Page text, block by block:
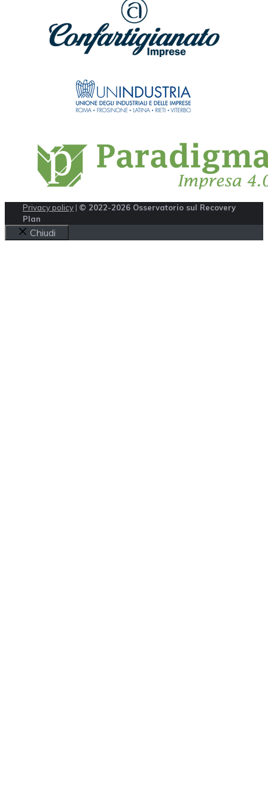
Privacy policy | © 2022-2026 Osservatorio sul Recovery
Plan
Chiudi